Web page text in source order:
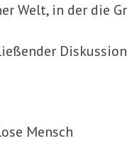
Welt, in der die
Mensch